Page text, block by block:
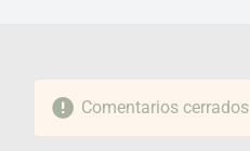
Comentarios cerrados